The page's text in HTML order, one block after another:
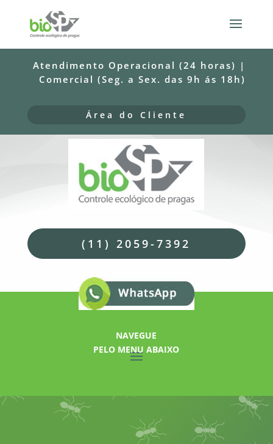
Atendimento Operacional (24 horas) |
Comercial (Seg. a Sex. das 9h ás 18h)
Área do Cliente
(11) 2059-7392
NAVEGUE
PELO MENU ABAIXO